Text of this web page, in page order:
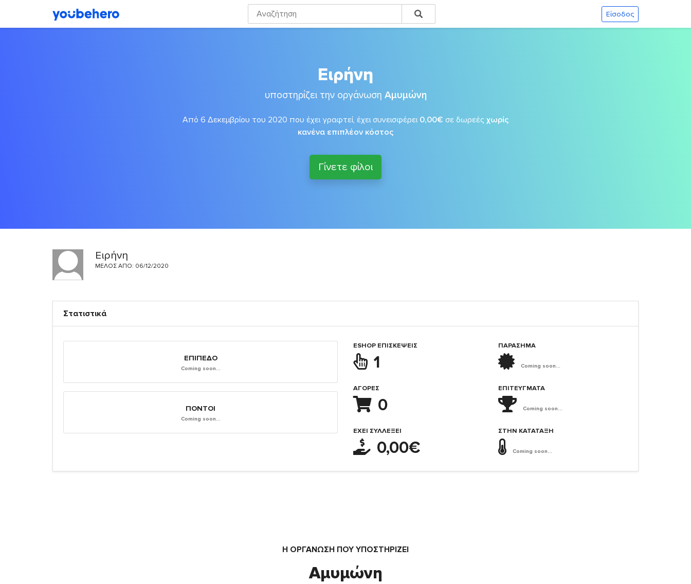
Είσοδος
Ειρήνη
υποστηρίζει την οργάνωση Αμυμώνη
Από 6 Δεκεμβρίου του 2020 που έχει γραφτεί, έχει συνεισφέρει 0,00€ σε δωρεές χωρίς
κανένα επιπλέον κόστος
Γίνετε φίλοι
Ειρήνη
ΜΈΛΟΣ ΑΠΌ: 06/12/2020
Στατιστικά
ΕΠΊΠΕΔΟ
Coming soon...
ΠΌΝΤΟΙ
Coming soon...
ESHOP ΕΠΙΣΚΈΨΕΙΣ
1
ΑΓΟΡΈΣ
0
ΈΧΕΙ ΣΥΛΛΈΞΕΙ
0,00€
ΠΑΡΑΣΗΜΑ
Coming soon...
ΕΠΙΤΕΎΓΜΑΤΑ
Coming soon...
ΣΤΗΝ ΚΑΤΆΤΑΞΗ
Coming soon...
Η ΟΡΓΆΝΩΣΗ ΠΟΥ ΥΠΟΣΤΗΡΙΖΕΙ
Αμυμώνη